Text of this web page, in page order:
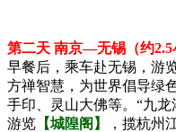
第二天 南京—无锡（约2.5
早餐后，乘车赴无锡，游
方禅智慧，为世界倡导绿
手印、灵山大佛等。“九
游览 【城隍阁】 ，揽杭州